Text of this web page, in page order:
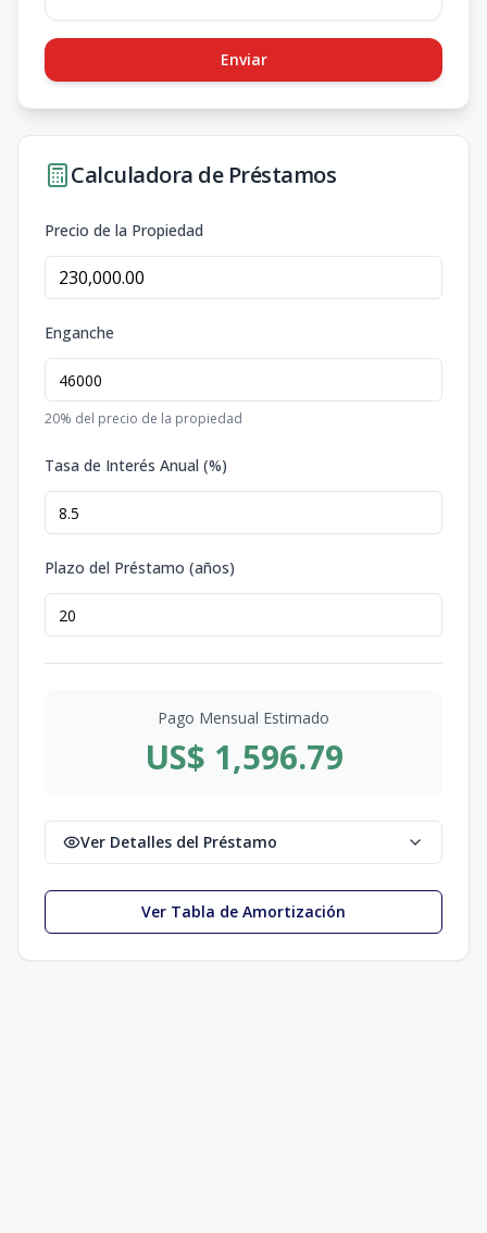
Enviar
Calculadora de Préstamos
Precio de la Propiedad
Enganche
20% del precio de la propiedad
Tasa de Interés Anual (%)
Plazo del Préstamo (años)
Pago Mensual Estimado
US$ 1,596.79
Ver Detalles del Préstamo
Ver Tabla de Amortización